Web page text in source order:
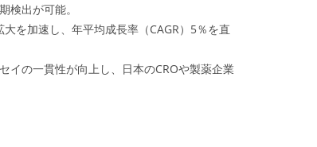
検出が可能。
を加速し、年平均成長率（CAGR）5％を直
イの一貫性が向上し、日本のCROや製薬企業